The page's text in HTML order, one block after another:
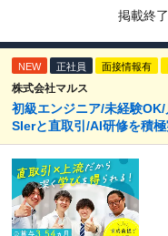
掲載終
NEW 正社員 面接情報有
株式会社マルス
初級エンジニア/未経験
SIerと直取引/AI研修を積